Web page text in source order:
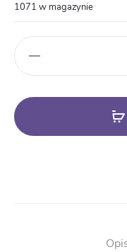
1071 w magazynie
pasowania
na
BN158